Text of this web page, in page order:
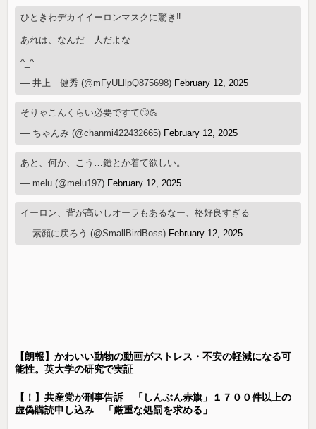
ひときわデカイイーロンマスクに驚き‼️
あれは、なんだ 人だよな
^_^
— 井上 健秀 (@mFyULllpQ875698) February 12, 2025
そりゃこんくらい必要ですて🙄💪
— ちゃんみ (@chanmi422432665) February 12, 2025
あと、何か、こう…鎧とか着て欲しい。
— melu (@melu197) February 12, 2025
イーロン、背が高いしオーラもあるなー、格好良すぎる
— 素顔に戻ろう (@SmallBirdBoss) February 12, 2025
【朗報】かわいい動物の動画がストレス・不安の軽減になる可
能性。英大学の研究で実証
【！】共産党が刑事告訴 「しんぶん赤旗」１７００件以上の
虚偽購読申し込み 「厳重な処罰を求める」